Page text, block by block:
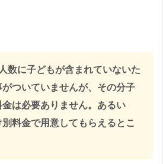
数に子どもが含まれていないた
ついていませんが、その分子
金は必要ありません。あるい
料金で用意してもらえるとこ